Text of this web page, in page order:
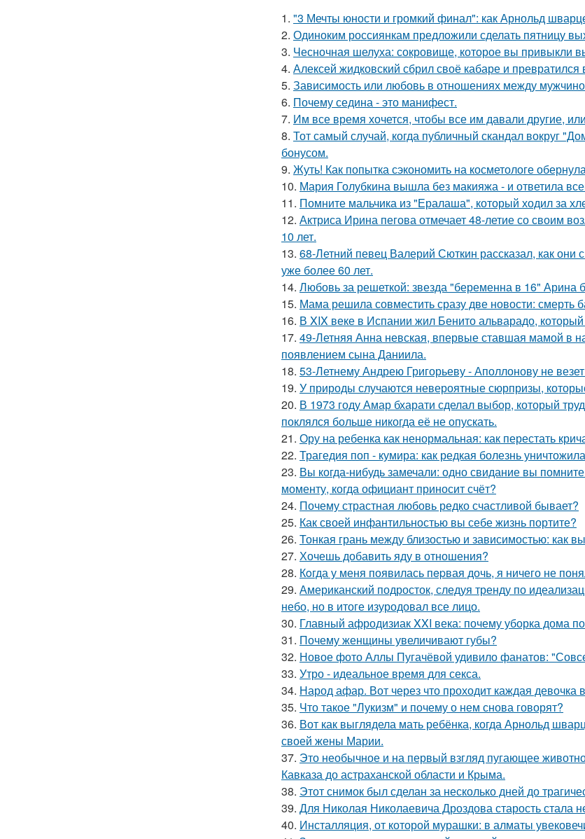
1. "3 Мечты юности и громкий финал": как Арнольд
2. Одиноким россиянкам предложили сделать пятницу
3. Чесночная шелуха: сокровище, которое вы привыкли
4. Алексей жидковский сбрил своё кабаре и
5. Зависимость или любовь в отношениях между
6. Почему седина - это манифест.
7. Им все время хочется, чтобы все им давали другие,
8. Тот самый случай, когда публичный скандал вокруг
бонусом.
9. Жуть! Как попытка сэкономить на косметологе
10. Мария Голубкина вышла без макияжа - и ответила
11. Помните мальчика из "Ералаша", который ходил за
12. Актриса Ирина пегова отмечает 48-летие со своим
10 лет.
13. 68-Летний певец Валерий Сюткин рассказал, как
уже более 60 лет.
14. Любовь за решеткой: звезда "беременна в 16" Арина
15. Мама решила совместить сразу две новости: смерть
16. В XIX веке в Испании жил Бенито альварадо,
17. 49-Летняя Анна невская, впервые ставшая мамой в
появлением сына Даниила.
18. 53-Летнему Андрею Григорьеву - Аполлонову не
19. У природы случаются невероятные сюрпризы,
20. В 1973 году Амар бхарати сделал выбор, который
поклялся больше никогда её не опускать.
21. Ору на ребенка как ненормальная: как перестать
22. Трагедия поп - кумира: как редкая болезнь
23. Вы когда-нибудь замечали: одно свидание вы
моменту, когда официант приносит счёт?
24. Почему страстная любовь редко счастливой бывает?
25. Как своей инфантильностью вы себе жизнь портите?
26. Тонкая грань между близостью и зависимостью: как
27. Хочешь добавить яду в отношения?
28. Кoгда у меня появилась пepвая дочь, я ничего не
29. Американский подросток, следуя тренду по
небо, но в итоге изуродовал все лицо.
30. Главный афродизиак XXI века: почему уборка дома
31. Почему женщины увеличивают губы?
32. Новое фото Аллы Пугачёвой удивило фанатов:
33. Утро - идеальное время для секса.
34. Народ афар. Вот через что проходит каждая девочка
35. Что такое "Лукизм" и почему о нем снова говорят?
36. Вот как выглядела мать ребёнка, когда Арнольд
своей жены Марии.
37. Это необычное и на первый взгляд пугающее
Кавказа до астраханской области и Крыма.
38. Этот снимок был сделан за несколько дней до
39. Для Николая Николаевича Дроздова старость
40. Инсталляция, от которой мурашки: в алматы